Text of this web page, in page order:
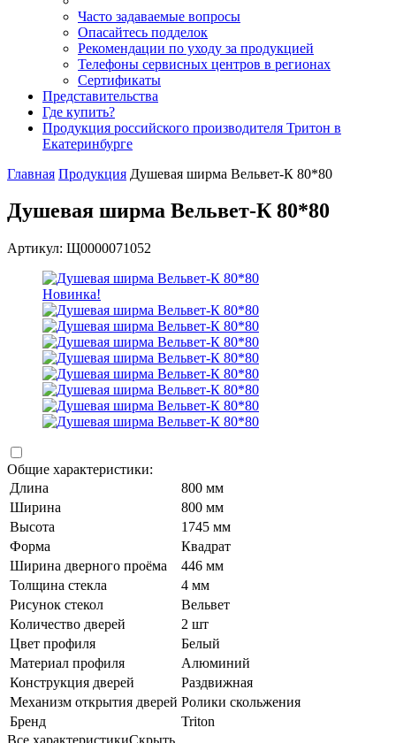
Часто задаваемые вопросы
Опасайтесь подделок
Рекомендации по уходу за продукцией
Телефоны сервисных центров в регионах
Сертификаты
Представительства
Где купить?
Продукция российского производителя Тритон в
Екатеринбурге
Главная Продукция Душевая ширма Вельвет-К 80*80
Душевая ширма Вельвет-К 80*80
Артикул: Щ0000071052
Новинка!
Общие характеристики:
Длина
800 мм
Ширина
800 мм
Высота
1745 мм
Форма
Квадрат
Ширина дверного проёма
446 мм
Толщина стекла
4 мм
Рисунок стекол
Вельвет
Количество дверей
2 шт
Цвет профиля
Белый
Материал профиля
Алюминий
Конструкция дверей
Раздвижная
Механизм открытия дверей Ролики скольжения
Бренд
Triton